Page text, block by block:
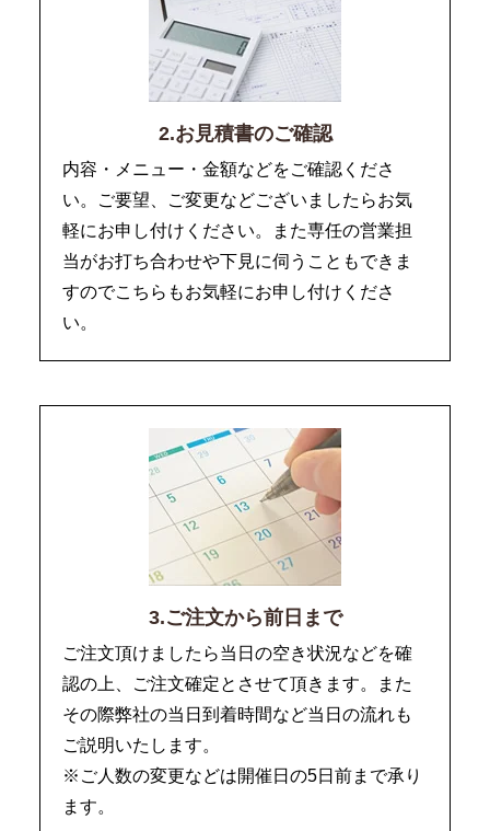
2.お見積書のご確認
内容・メニュー・金額などをご確認くださ
い。ご要望、ご変更などございましたらお気
軽にお申し付けください。また専任の営業担
当がお打ち合わせや下見に伺うこともできま
すのでこちらもお気軽にお申し付けくださ
い。
3.ご注文から前日まで
ご注文頂けましたら当日の空き状況などを確
認の上、ご注文確定とさせて頂きます。また
その際弊社の当日到着時間など当日の流れも
ご説明いたします。
※ご人数の変更などは開催日の5日前まで承り
ます。